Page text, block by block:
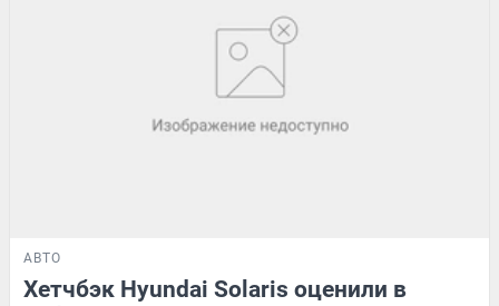
АВТО
Хетчбэк Hyundai Solaris оценили в